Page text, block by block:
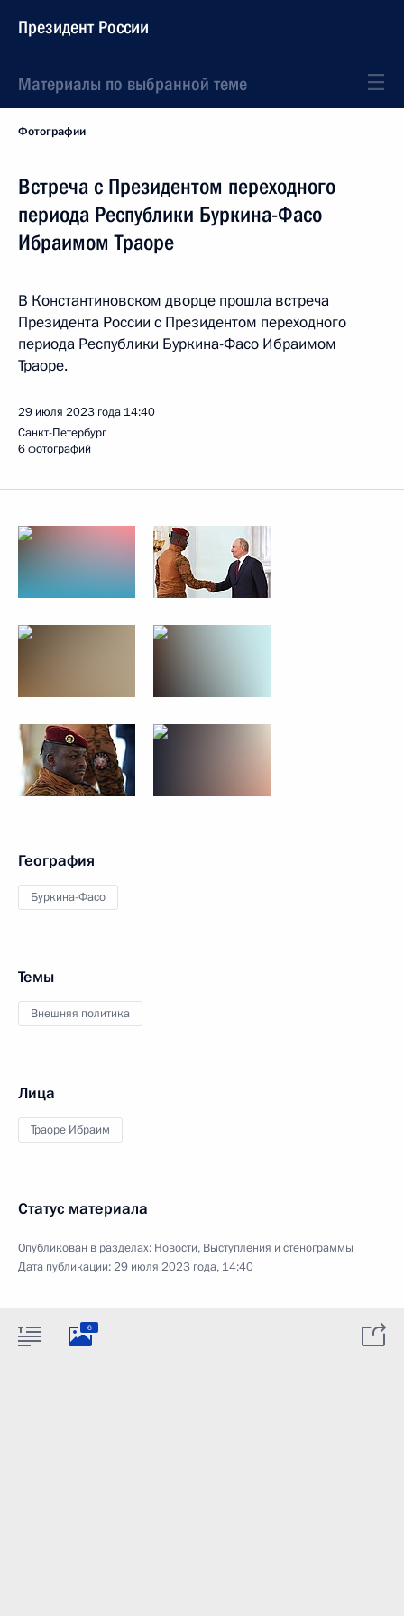
Президент России
Материалы по выбранной теме
Фотографии
Встреча с Президентом переходного
периода Республики Буркина-Фасо
Ибраимом Траоре
В Константиновском дворце прошла встреча
Президента России с Президентом переходного
периода Республики Буркина-Фасо Ибраимом
Траоре.
29 июля 2023 года 14:40
Санкт-Петербург
6 фотографий
География
Буркина-Фасо
Темы
Внешняя политика
Лица
Траоре Ибраим
Статус материала
Опубликован в разделах: Новости, Выступления и стенограммы
Дата публикации:29 июля 2023 года, 14:40
6